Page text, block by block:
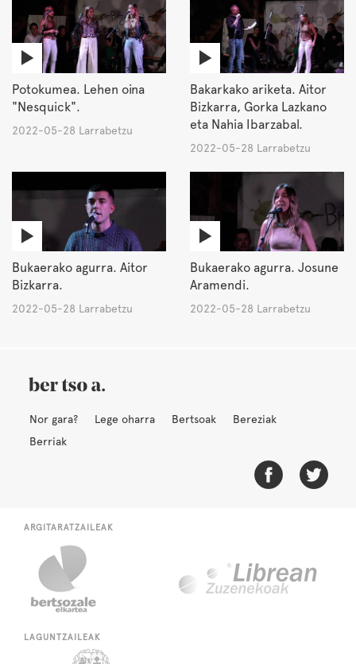
Potokumea. Lehen oina
"Nesquick".
2022-05-28 Larrabetzu
Bakarkako ariketa. Aitor
Bizkarra, Gorka Lazkano
eta Nahia Ibarzabal.
2022-05-28 Larrabetzu
Bukaerako agurra. Aitor
Bizkarra.
2022-05-28 Larrabetzu
Bukaerako agurra. Josune
Aramendi.
2022-05-28 Larrabetzu
Nor gara? Lege oharra Bertsoak
Bereziak
Berriak
ARGITARATZAILEAK
LAGUNTZAILEAK